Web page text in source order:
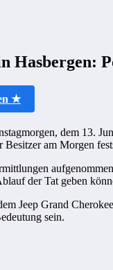
Hasbergen:
★
dem 13.
am Morgen
der Tat geben
Jeep Grand
sein.